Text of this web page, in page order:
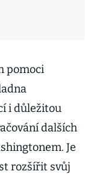
pomoci
i důležitou
dalších
Je
rozšířit svůj